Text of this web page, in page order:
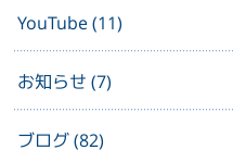
YouTube (11)
お知らせ (7)
ブログ (82)